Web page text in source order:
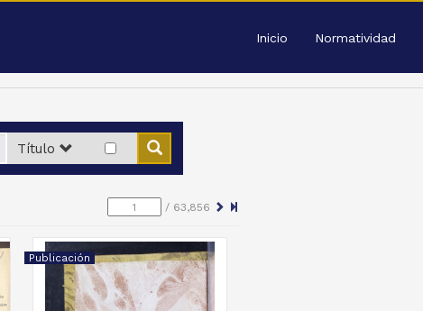
Inicio Normatividad
Título
/ 63,856
Publicación